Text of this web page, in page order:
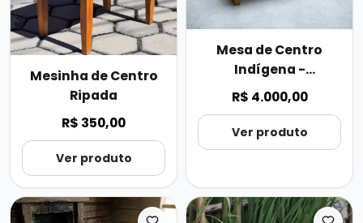
Mesinha de Centro
Ripada
R$ 350,00
Ver produto
Mesa de Centro
Indígena -
Marchetaria
R$ 4.000,00
Ver produto